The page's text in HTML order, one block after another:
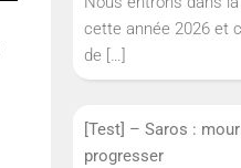
cette année 2026 et
de […]
[Test] – Saros :
progresser